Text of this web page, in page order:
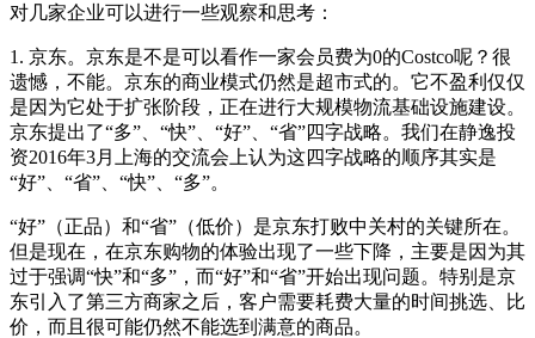
对几家企业可以进行一些观察和思考：
1. 京东。京东是不是可以看作一家会员费为0的Costco呢？很
遗憾，不能。京东的商业模式仍然是超市式的。它不盈利仅仅
是因为它处于扩张阶段，正在进行大规模物流基础设施建设。
京东提出了“多”、“快”、“好”、“省”四字战略。我们在静逸投
资2016年3月上海的交流会上认为这四字战略的顺序其实是
“好”、“省”、“快”、“多”。
“好”（正品）和“省”（低价）是京东打败中关村的关键所在。
但是现在，在京东购物的体验出现了一些下降，主要是因为其
过于强调“快”和“多”，而“好”和“省”开始出现问题。特别是京
东引入了第三方商家之后，客户需要耗费大量的时间挑选、比
价，而且很可能仍然不能选到满意的商品。